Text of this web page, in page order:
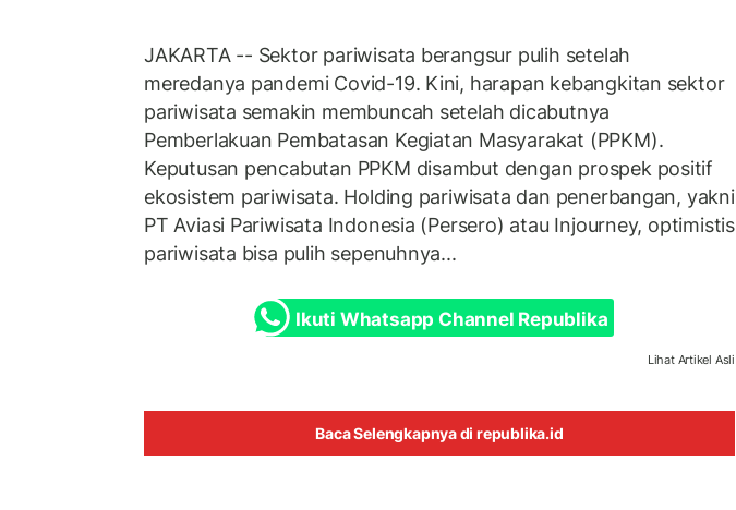
JAKARTA -- Sektor pariwisata berangsur pulih setelah
meredanya pandemi Covid-19. Kini, harapan kebangkitan sektor
pariwisata semakin membuncah setelah dicabutnya
Pemberlakuan Pembatasan Kegiatan Masyarakat (PPKM).
Keputusan pencabutan PPKM disambut dengan prospek positif
ekosistem pariwisata. Holding pariwisata dan penerbangan, yakni
PT Aviasi Pariwisata Indonesia (Persero) atau Injourney, optimistis
pariwisata bisa pulih sepenuhnya...
Ikuti Whatsapp Channel Republika
Lihat Artikel Asli
Baca Selengkapnya di republika.id